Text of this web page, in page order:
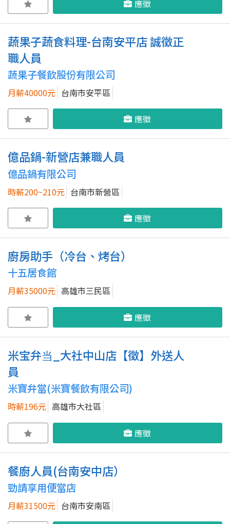
應徵
蔬果子蔬食料理-台南安平店 誠徵正
職人員
蔬果子餐飲股份有限公司
月薪40000元 台南市安平區
應徵
億品鍋-新營店兼職人員
億品鍋有限公司
時薪200~210元 台南市新營區
應徵
廚房助手（冷台、烤台）
十五居食館
月薪35000元 高雄市三民區
應徵
米宝弁当_大社中山店【徵】外送人
員
米寶弁當(米寶餐飲有限公司)
時薪196元 高雄市大社區
應徵
餐廚人員(台南安中店）
勁請享用便當店
月薪31500元 台南市安南區